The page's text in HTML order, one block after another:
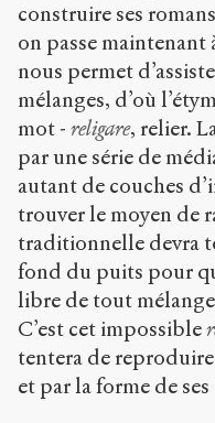
construire ses
on passe
nous permet
mélanges, d’où
mot - religare, relier.
par une série de
autant de couches
trouver le moyen de
traditionnelle devra
fond du puits pour
libre de tout
C’est cet impossible
tentera de
et par la forme de